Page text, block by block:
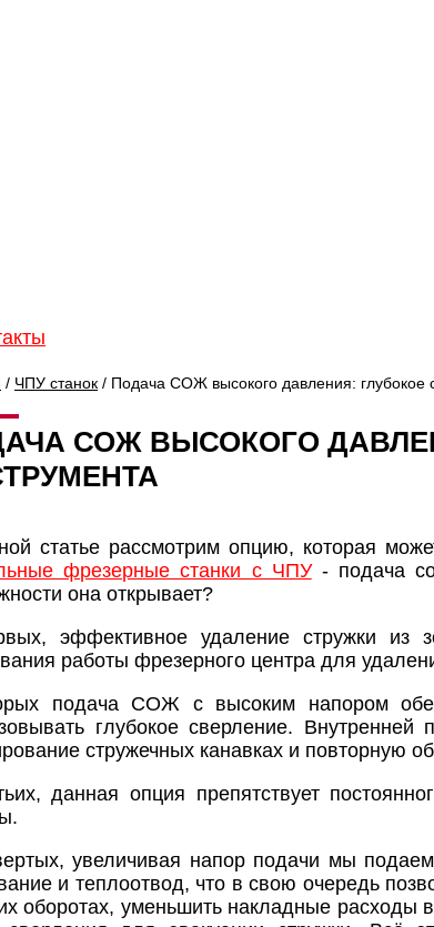
/ ЧПУ станок / Подача СОЖ высокого давления: глубокое
СОЖ ВЫСОКОГО
статье рассмотрим опцию, которая
фрезерные станки с ЧПУ- подача
она открывает?
эффективное удаление стружки из
работы фрезерного центра для
подача СОЖ с высоким напором
глубокое сверление.
стружечных канавках и повторную
данная опция препятствует
увеличивая напор подачи мы
и теплоотвод, что в свою очередь
оборотах, уменьшить накладные расходы